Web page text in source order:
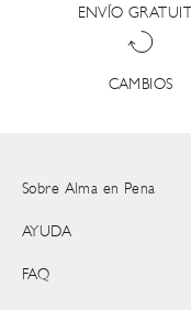
ENVÍO
CAMBIOS
Sobre Alma en Pena
AYUDA
FAQ